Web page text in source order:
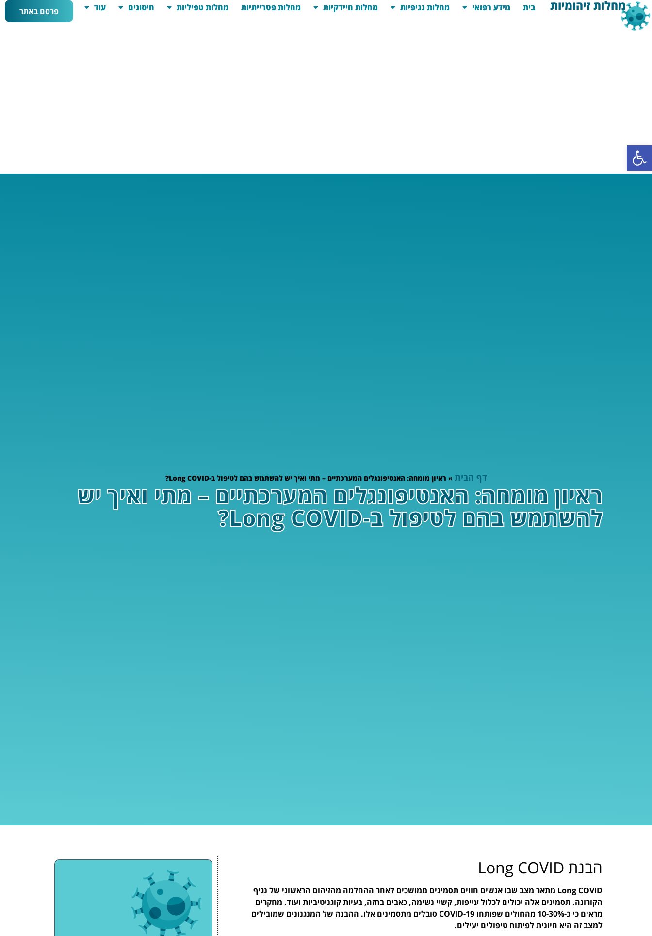
פתח סרגל נגישות
מחלות זיהומיות בית מידע רפואי מחלות נגיפיות מחלות חיידקיות מחלות פטרייתיות מחלות טפיליות חיסונים עוד פרסם באתר
דף הבית » ראיון מומחה: האנטיפונגלים המערכתיים – מתי ואיך יש להשתמש בהם לטיפול ב-Long COVID?
ראיון מומחה: האנטיפונגלים המערכתיים – מתי ואיך יש
להשתמש בהם לטיפול ב-Long COVID?
הבנת Long COVID
Long COVID מתאר מצב שבו אנשים חווים תסמינים ממושכים לאחר ההחלמה מהזיהום הראשוני של נגיף
הקורונה. תסמינים אלה יכולים לכלול עייפות, קשיי נשימה, כאבים בחזה, בעיות קוגניטיביות ועוד. מחקרים
מראים כי כ-10-30% מהחולים שפותחו COVID-19 סובלים מתסמינים אלו. ההבנה של המנגנונים שמובילים
למצב זה היא חיונית לפיתוח טיפולים יעילים.